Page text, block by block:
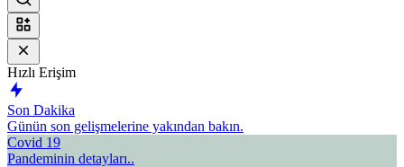
Hızlı Erişim
Son Dakika
Günün son gelişmelerine yakından bakın.
Covid 19
Pandeminin detayları..